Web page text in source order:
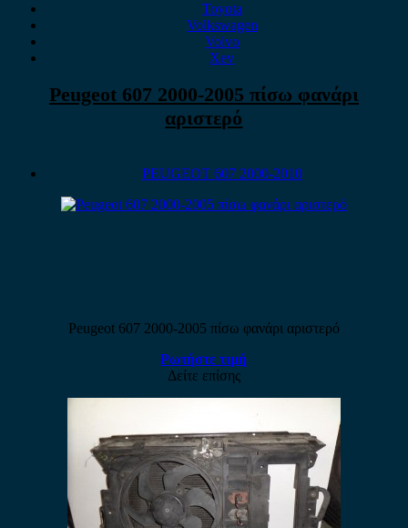
Toyota
Volkswagen
Volvo
Xev
Peugeot 607 2000-2005 πίσω φανάρι
αριστερό
PEUGEOT 607 2000-2010
Peugeot 607 2000-2005 πίσω φανάρι αριστερό
Ρωτήστε τιμή
Δείτε επίσης